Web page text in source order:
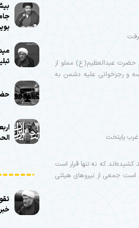
حضرت عبدالعظیم(ع) مملو از
و رجزخوانی علیه دشمن به
پایتخت
که نه تنها قرار است
است جمعی از نیروهای هیئتی